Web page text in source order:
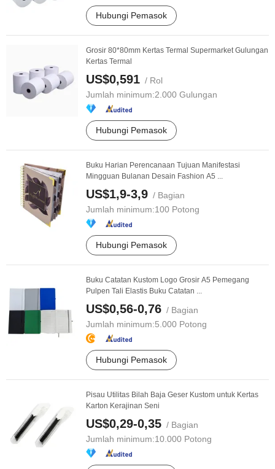
Hubungi Pemasok
Grosir 80*80mm Kertas Termal Supermarket Gulungan
Kertas Termal
US$0,591 / Rol
Jumlah minimum:2.000 Gulungan
Hubungi Pemasok
Buku Harian Perencanaan Tujuan Manifestasi
Mingguan Bulanan Desain Fashion A5 ...
US$1,9-3,9 / Bagian
Jumlah minimum:100 Potong
Hubungi Pemasok
Buku Catatan Kustom Logo Grosir A5 Pemegang
Pulpen Tali Elastis Buku Catatan ...
US$0,56-0,76 / Bagian
Jumlah minimum:5.000 Potong
Hubungi Pemasok
Pisau Utilitas Bilah Baja Geser Kustom untuk Kertas
Karton Kerajinan Seni
US$0,29-0,35 / Bagian
Jumlah minimum:10.000 Potong